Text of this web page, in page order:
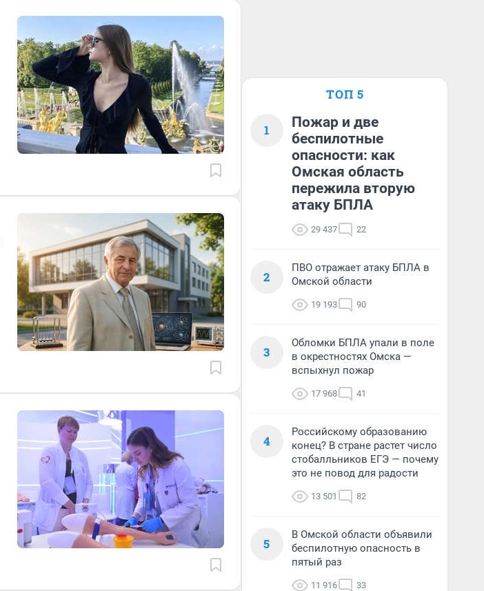
ТОП 5
1
Пожар и две
беспилотные
опасности: как
Омская область
пережила вторую
атаку БПЛА
29 437 22
2
ПВО отражает атаку БПЛА в
Омской области
19 193 90
3
Обломки БПЛА упали в поле
в окрестностях Омска —
вспыхнул пожар
17 968 41
4
Российскому образованию
конец? В стране растет число
стобалльников ЕГЭ — почему
это не повод для радости
13 501 82
5
В Омской области объявили
беспилотную опасность в
пятый раз
11 916 33